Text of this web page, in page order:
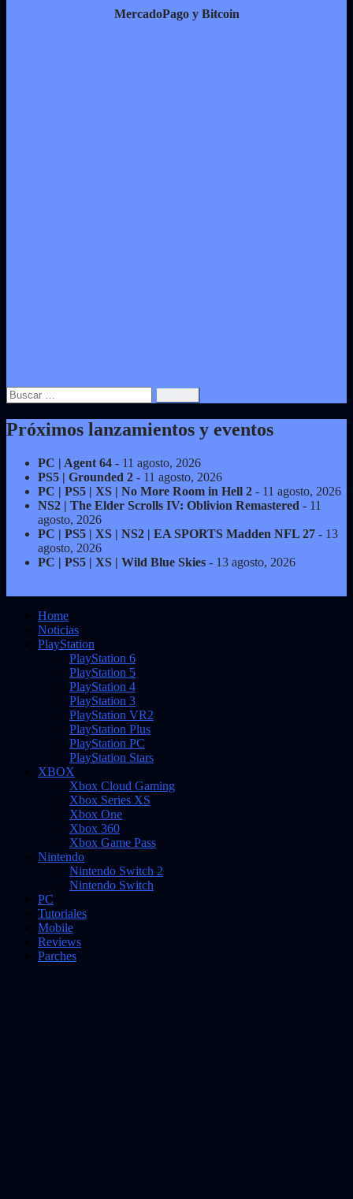
MercadoPago y Bitcoin
Buscar:
Próximos lanzamientos y eventos
PC | Agent 64 - 11 agosto, 2026
PS5 | Grounded 2 - 11 agosto, 2026
PC | PS5 | XS | No More Room in Hell 2 - 11 agosto, 2026
NS2 | The Elder Scrolls IV: Oblivion Remastered - 11
agosto, 2026
PC | PS5 | XS | NS2 | EA SPORTS Madden NFL 27 - 13
agosto, 2026
PC | PS5 | XS | Wild Blue Skies - 13 agosto, 2026
Home
Noticias
PlayStation
PlayStation 6
PlayStation 5
PlayStation 4
PlayStation 3
PlayStation VR2
PlayStation Plus
PlayStation PC
PlayStation Stars
XBOX
Xbox Cloud Gaming
Xbox Series XS
Xbox One
Xbox 360
Xbox Game Pass
Nintendo
Nintendo Switch 2
Nintendo Switch
PC
Tutoriales
Mobile
Reviews
Parches